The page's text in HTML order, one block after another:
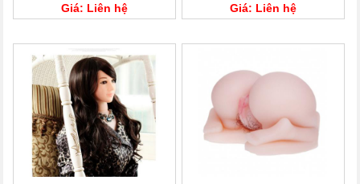
Giá: Liên hệ Giá: Liên hệ